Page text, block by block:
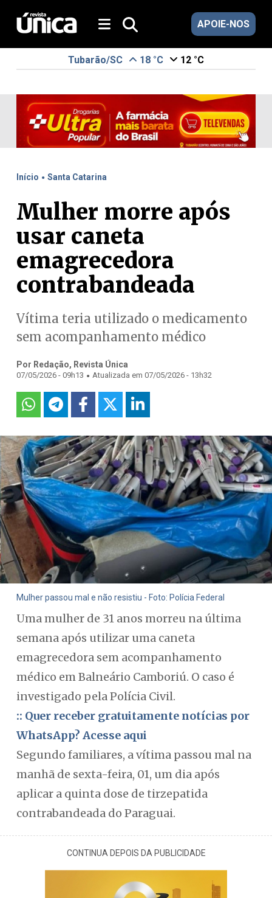
APOIE-NOS
Tubarão/SC 18 °C 12 °C
Início . Santa Catarina
Mulher morre após
usar caneta
emagrecedora
contrabandeada
Vítima teria utilizado o medicamento
sem acompanhamento médico
Por Redação, Revista Única
07/05/2026 - 09h13 . Atualizada em 07/05/2026 - 13h32
Mulher passou mal e não resistiu - Foto: Polícia Federal
Uma mulher de 31 anos morreu na última
semana após utilizar uma caneta
emagrecedora sem acompanhamento
médico em Balneário Camboriú. O caso é
investigado pela Polícia Civil.
:: Quer receber gratuitamente notícias por
WhatsApp? Acesse aqui
Segundo familiares, a vítima passou mal na
manhã de sexta-feira, 01, um dia após
aplicar a quinta dose de tirzepatida
contrabandeada do Paraguai.
CONTINUA DEPOIS DA PUBLICIDADE